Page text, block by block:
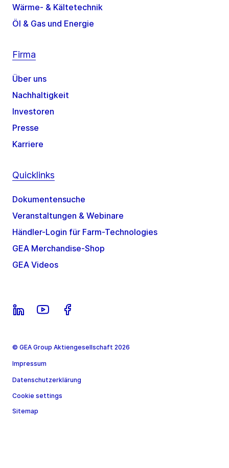
Wärme- & Kältetechnik
Öl & Gas und Energie
Firma
Über uns
Nachhaltigkeit
Investoren
Presse
Karriere
Quicklinks
Dokumentensuche
Veranstaltungen & Webinare
Händler-Login für Farm-Technologies
GEA Merchandise-Shop
GEA Videos
© GEA Group Aktiengesellschaft 2026
Impressum
Datenschutzerklärung
Cookie settings
Sitemap